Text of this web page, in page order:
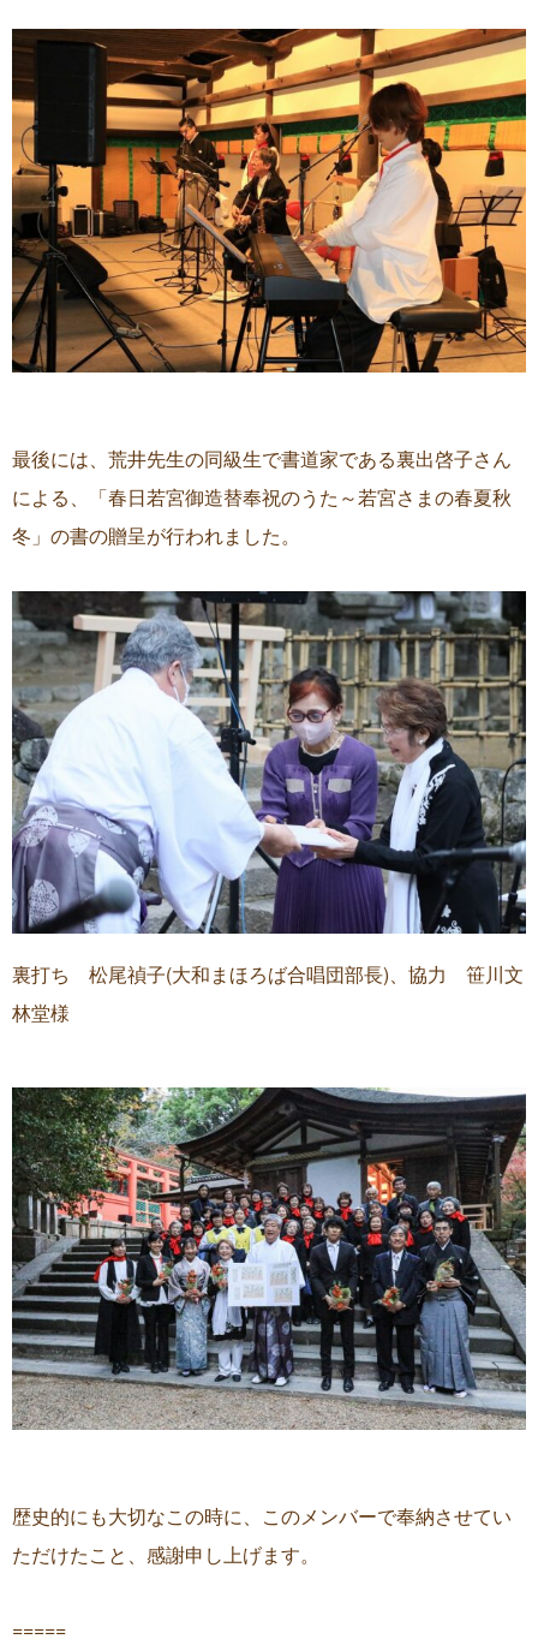
最後には、荒井先生の同級生で書道家である裏出啓子さん
による、「春日若宮御造替奉祝のうた～若宮さまの春夏秋
冬」の書の贈呈が行われました。
裏打ち 松尾禎子(大和まほろば合唱団部長)、協力 笹川文
林堂様
歴史的にも大切なこの時に、このメンバーで奉納させてい
ただけたこと、感謝申し上げます。
=====